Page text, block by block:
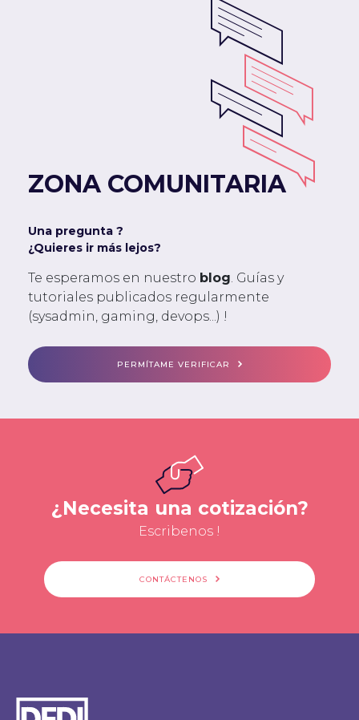
ZONA COMUNITARIA
Una pregunta ?
¿Quieres ir más lejos?
Te esperamos en nuestro blog . Guías y
tutoriales publicados regularmente
(sysadmin, gaming, devops...) !
PERMÍTAME VERIFICAR
¿Necesita una cotización?
Escribenos !
CONTÁCTENOS